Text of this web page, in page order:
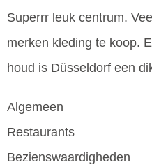
Superrr leuk centrum.
merken kleding te koop.
houd is Düsseldorf een
Algemeen
Restaurants
Bezienswaardigheden